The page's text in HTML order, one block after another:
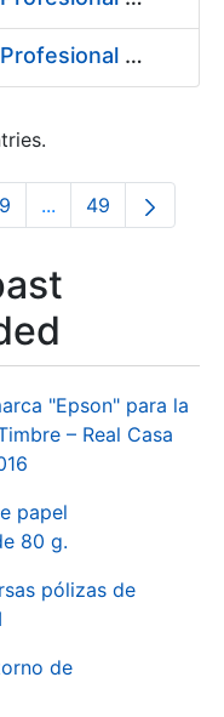
Contratación del Servicio Profesional de Defensa y Representación Jurídico Laboral
Use TAB to navigate.
...Intermediate
Page
49
"Epson" para la
– Real Casa
papel
80 g.
pólizas de
de